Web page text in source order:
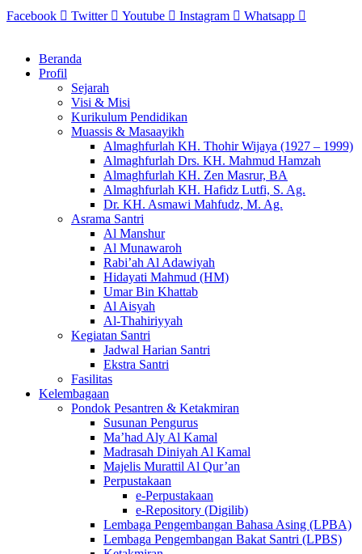
Skip
Facebook Twitter Youtube Instagram Whatsapp
Beranda
Profil
Sejarah
Visi & Misi
Kurikulum Pendidikan
Muassis & Masaayikh
Almaghfurlah KH. Thohir Wijaya (1927 – 1999)
Almaghfurlah Drs. KH. Mahmud Hamzah
Almaghfurlah KH. Zen Masrur, BA
Almaghfurlah KH. Hafidz Lutfi, S. Ag.
Dr. KH. Asmawi Mahfudz, M. Ag.
Asrama Santri
Al Manshur
Al Munawaroh
Rabi’ah Al Adawiyah
Hidayati Mahmud (HM)
Umar Bin Khattab
Al Aisyah
Al-Thahiriyyah
Kegiatan Santri
Jadwal Harian Santri
Ekstra Santri
Fasilitas
Kelembagaan
Pondok Pesantren & Ketakmiran
Susunan Pengurus
Ma’had Aly Al Kamal
Madrasah Diniyah Al Kamal
Majelis Murattil Al Qur’an
Perpustakaan
e-Perpustakaan
e-Repository (Digilib)
Lembaga Pengembangan Bahasa Asing (LPBA)
Lembaga Pengembangan Bakat Santri (LPBS)